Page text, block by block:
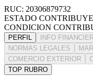
RUC: 20306879732
ESTADO
CONDICION
PERFIL INFO
NORMAS LEGALES
COMERCIO EXTERIOR
TOP RUBRO